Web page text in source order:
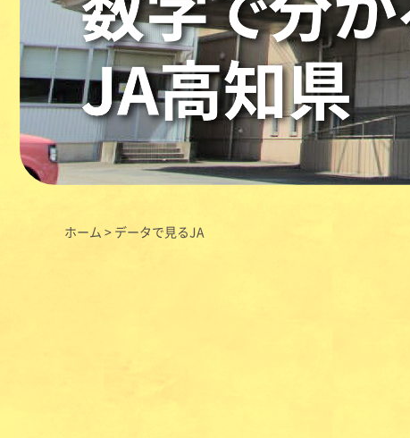
ホーム > データで見るJA